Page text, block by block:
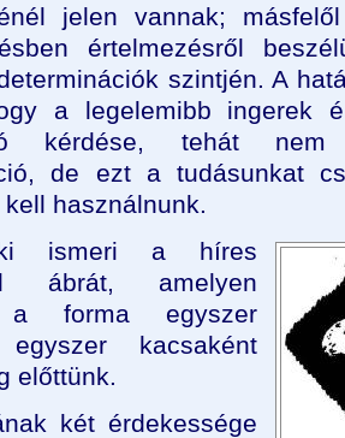
jelen vannak;
értelmezésről
szintjén. A
a legelemibb ingerek
kérdése, tehát nem
de ezt a tudásunkat
használnunk.
ismeri a híres
ábrát, amelyen
a forma egyszer
egyszer kacsaként
előttünk.
két érdekessége